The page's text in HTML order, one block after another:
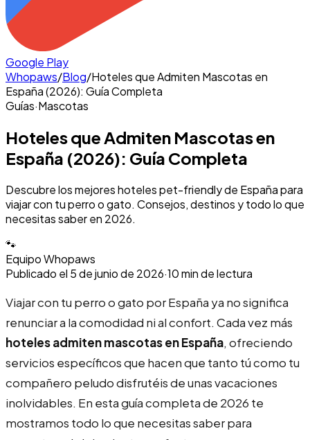
Google Play
Whopaws/Blog/Hoteles que Admiten Mascotas en
España (2026): Guía Completa
Guías·Mascotas
Hoteles que Admiten Mascotas en
España (2026): Guía Completa
Descubre los mejores hoteles pet-friendly de España para
viajar con tu perro o gato. Consejos, destinos y todo lo que
necesitas saber en 2026.
🐾
Equipo Whopaws
Publicado el 5 de junio de 2026·10min de lectura
Viajar con tu perro o gato por España ya no significa
renunciar a la comodidad ni al confort. Cada vez más
hoteles admiten mascotas en España, ofreciendo
servicios específicos que hacen que tanto tú como tu
compañero peludo disfrutéis de unas vacaciones
inolvidables. En esta guía completa de 2026 te
mostramos todo lo que necesitas saber para